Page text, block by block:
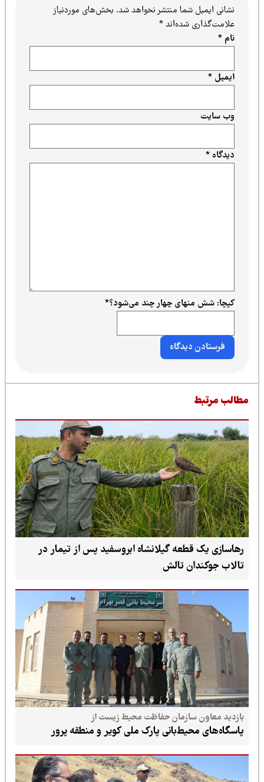
نشانی ایمیل شما منتشر نخواهد شد.بخش‌های موردنیاز
علامت‌گذاری شده‌اند*
دیدگاه*
ایمیل*
وب‌ سایت
کپچا: شش منهای چهار چند می‌شود؟*
مرتبط
رهاسازی یک قطعه گیلانشاه ابروسفید پس از تیمار در
تالاب جوکندان تالش
بازدید معاون سازمان حفاظت محیط زیست از
پاسگاه‌های محیط‌بانی پارک ملی کویر و منطقه پرور